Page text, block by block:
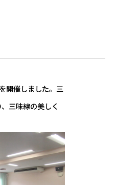
開催しました。三
三味線の美しく